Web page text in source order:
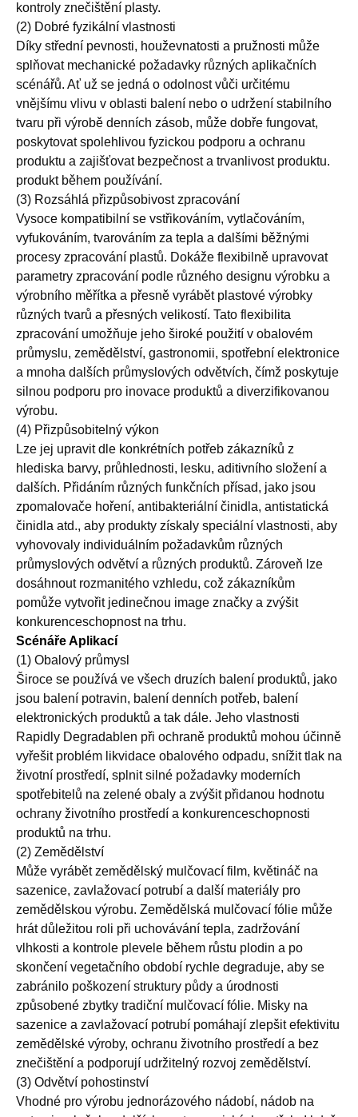
kontroly znečištění plasty.
(2) Dobré fyzikální vlastnosti
Díky střední pevnosti, houževnatosti a pružnosti může
splňovat mechanické požadavky různých aplikačních
scénářů. Ať už se jedná o odolnost vůči určitému
vnějšímu vlivu v oblasti balení nebo o udržení stabilního
tvaru při výrobě denních zásob, může dobře fungovat,
poskytovat spolehlivou fyzickou podporu a ochranu
produktu a zajišťovat bezpečnost a trvanlivost produktu.
produkt během používání.
(3) Rozsáhlá přizpůsobivost zpracování
Vysoce kompatibilní se vstřikováním, vytlačováním,
vyfukováním, tvarováním za tepla a dalšími běžnými
procesy zpracování plastů. Dokáže flexibilně upravovat
parametry zpracování podle různého designu výrobku a
výrobního měřítka a přesně vyrábět plastové výrobky
různých tvarů a přesných velikostí. Tato flexibilita
zpracování umožňuje jeho široké použití v obalovém
průmyslu, zemědělství, gastronomii, spotřební elektronice
a mnoha dalších průmyslových odvětvích, čímž poskytuje
silnou podporu pro inovace produktů a diverzifikovanou
výrobu.
(4) Přizpůsobitelný výkon
Lze jej upravit dle konkrétních potřeb zákazníků z
hlediska barvy, průhlednosti, lesku, aditivního složení a
dalších. Přidáním různých funkčních přísad, jako jsou
zpomalovače hoření, antibakteriální činidla, antistatická
činidla atd., aby produkty získaly speciální vlastnosti, aby
vyhovovaly individuálním požadavkům různých
průmyslových odvětví a různých produktů. Zároveň lze
dosáhnout rozmanitého vzhledu, což zákazníkům
pomůže vytvořit jedinečnou image značky a zvýšit
konkurenceschopnost na trhu.
Scénáře Aplikací
(1) Obalový průmysl
Široce se používá ve všech druzích balení produktů, jako
jsou balení potravin, balení denních potřeb, balení
elektronických produktů a tak dále. Jeho vlastnosti
Rapidly Degradablen při ochraně produktů mohou účinně
vyřešit problém likvidace obalového odpadu, snížit tlak na
životní prostředí, splnit silné požadavky moderních
spotřebitelů na zelené obaly a zvýšit přidanou hodnotu
ochrany životního prostředí a konkurenceschopnosti
produktů na trhu.
(2) Zemědělství
Může vyrábět zemědělský mulčovací film, květináč na
sazenice, zavlažovací potrubí a další materiály pro
zemědělskou výrobu. Zemědělská mulčovací fólie může
hrát důležitou roli při uchovávání tepla, zadržování
vlhkosti a kontrole plevele během růstu plodin a po
skončení vegetačního období rychle degraduje, aby se
zabránilo poškození struktury půdy a úrodnosti
způsobené zbytky tradiční mulčovací fólie. Misky na
sazenice a zavlažovací potrubí pomáhají zlepšit efektivitu
zemědělské výroby, ochranu životního prostředí a bez
znečištění a podporují udržitelný rozvoj zemědělství.
(3) Odvětví pohostinství
Vhodné pro výrobu jednorázového nádobí, nádob na